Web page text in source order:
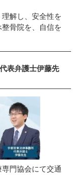
解し、安全性を
骨院を、自信を
表弁護士伊藤先
門協会にて交通